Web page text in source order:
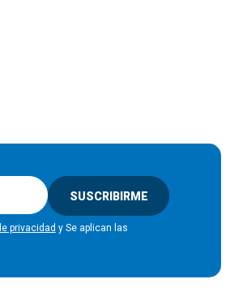
SUSCRIBIRME
privacidad y Se aplican las